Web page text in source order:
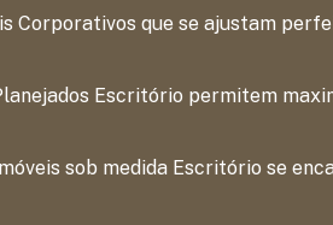
Corporativos que se ajustam
Escritório permitem
sob medida Escritório se